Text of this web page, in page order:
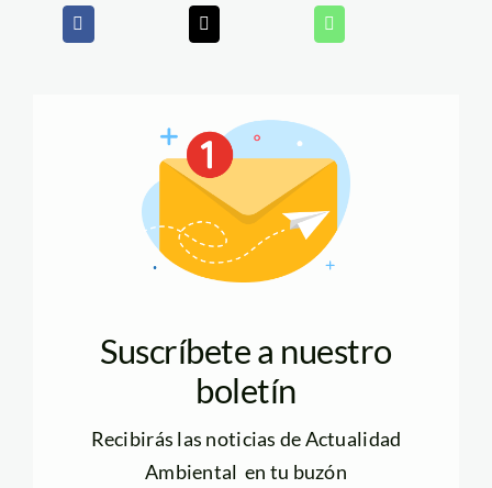
Suscríbete a nuestro
boletín
Recibirás las noticias de Actualidad
Ambiental en tu buzón